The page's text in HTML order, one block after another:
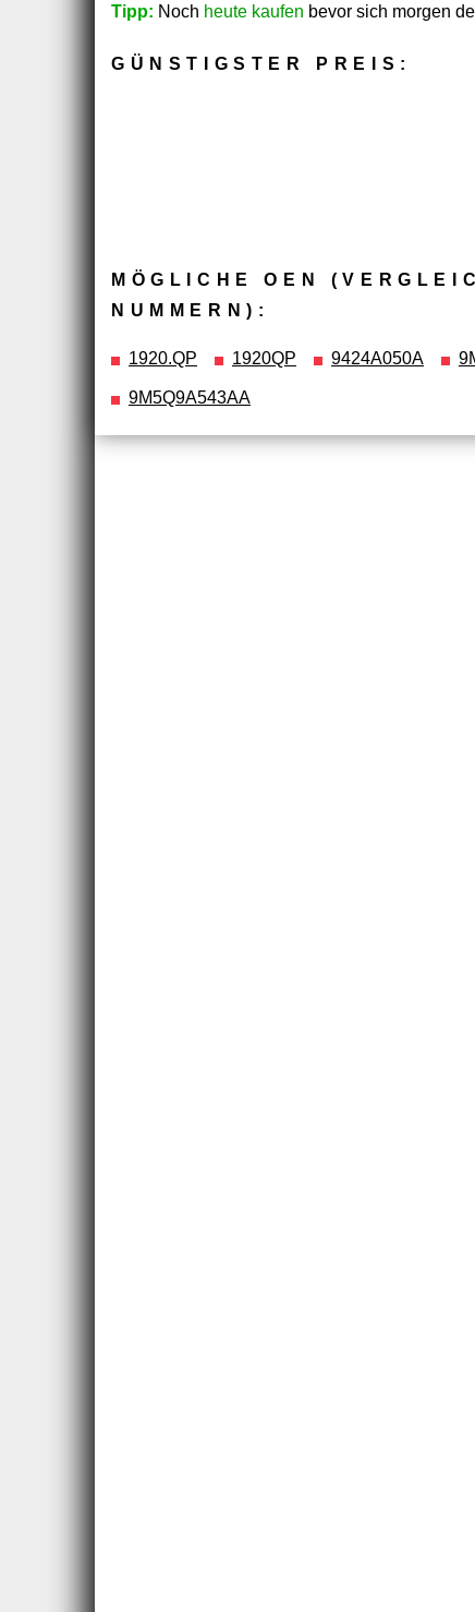
Tipp: Noch heute kaufen bevor sich morgen
GÜNSTIGSTER PREIS:
MÖGLICHE OEN
NUMMERN):
1920.QP 1920QP 9424A050A
9M5Q9A543AA